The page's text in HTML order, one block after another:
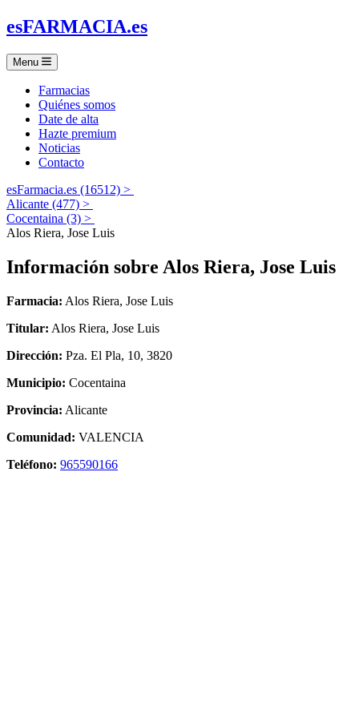
esFARMACIA.es
Menu
Farmacias
Quiénes somos
Date de alta
Hazte premium
Noticias
Contacto
esFarmacia.es (16512) >
Alicante (477) >
Cocentaina (3) >
Alos Riera, Jose Luis
Información sobre Alos Riera, Jose Luis
Farmacia: Alos Riera, Jose Luis
Titular: Alos Riera, Jose Luis
Dirección: Pza. El Pla, 10, 3820
Municipio: Cocentaina
Provincia: Alicante
Comunidad: VALENCIA
Teléfono: 965590166